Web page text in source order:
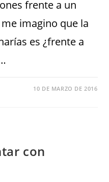
frente a un
imagino que la
es ¿frente a
10 DE MARZO DE 2016
con